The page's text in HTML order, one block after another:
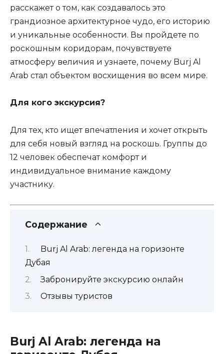
расскажет о том, как создавалось это
грандиозное архитектурное чудо, его историю
и уникальные особенности. Вы пройдете по
роскошным коридорам, почувствуете
атмосферу величия и узнаете, почему Burj Al
Arab стал объектом восхищения во всем мире.
Для кого экскурсия?
Для тех, кто ищет впечатления и хочет открыть
для себя новый взгляд на роскошь. Группы до
12 человек обеспечат комфорт и
индивидуальное внимание каждому
участнику.
Содержание
Burj Al Arab: легенда на горизонте
Дубая
Забронируйте экскурсию онлайн
Отзывы туристов
Burj Al Arab: легенда на